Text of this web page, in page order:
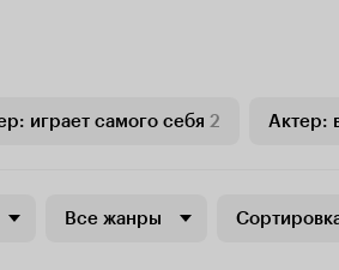
играет самого себя 2 Актер:
Все жанры